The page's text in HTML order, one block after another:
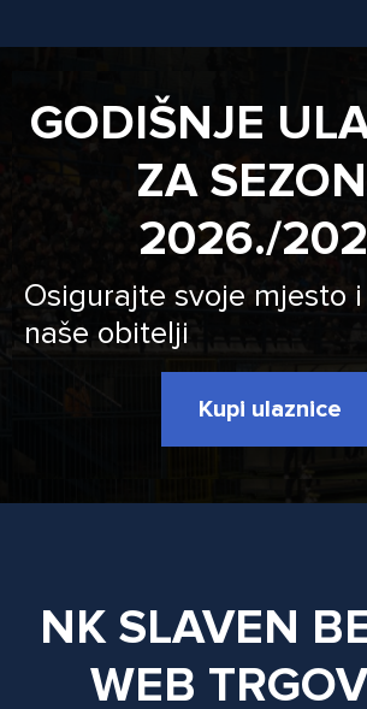
GODIŠNJE
ZA
2026./
Osigurajte svoje mjesto
naše obitelji
Kupi ulaznice
NK SLAVEN
WEB